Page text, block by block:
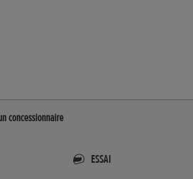
concessionnaire
ESSAI